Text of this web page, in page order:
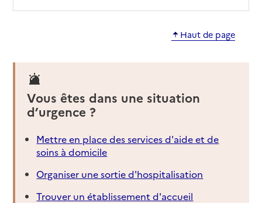
Haut de page
Vous êtes dans une situation
d’urgence ?
Mettre en place des services d'aide et de
soins à domicile
Organiser une sortie d'hospitalisation
Trouver un établissement d'accueil